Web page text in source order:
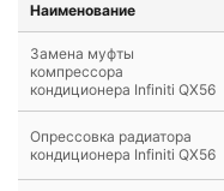
Наименование
Замена муфты
компрессора
кондиционера Infiniti QX56
Опрессовка радиатора
кондиционера Infiniti QX56